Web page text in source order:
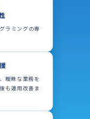
ラミングの専
曖昧な業務を
も運用改善ま